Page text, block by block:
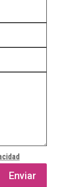
Enviar